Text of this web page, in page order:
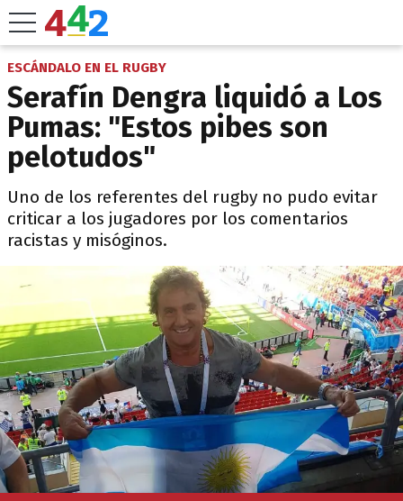
ESCÁNDALO EN EL RUGBY
Serafín Dengra liquidó a Los
Pumas: "Estos pibes son
pelotudos"
Uno de los referentes del rugby no pudo evitar
criticar a los jugadores por los comentarios
racistas y misóginos.